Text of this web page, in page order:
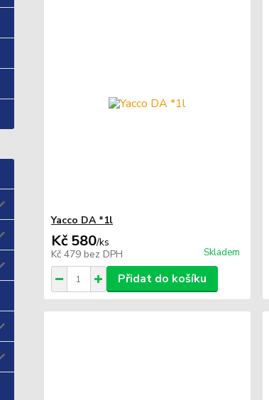
Yacco DA *1l
Kč 580/ks
Kč 479 bez DPH Skladem
Přidat do košíku